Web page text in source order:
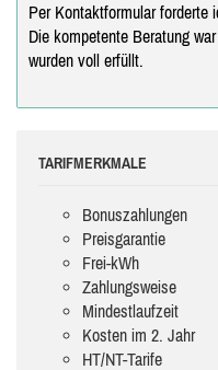
Per Kontaktformular forderte
Die kompetente Beratung
wurden voll erfüllt.
TARIFMERKMALE
Bonuszahlungen
Preisgarantie
Frei-kWh
Zahlungsweise
Mindestlaufzeit
Kosten im 2. Jahr
HT/NT-Tarife